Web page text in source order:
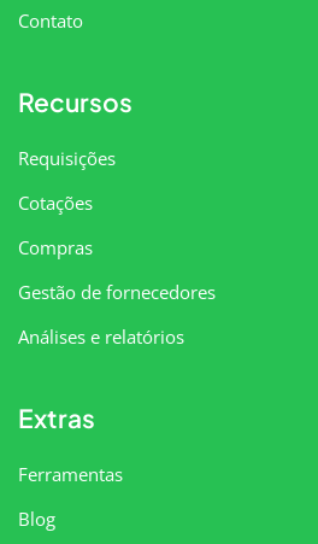
Contato
Recursos
Requisições
Cotações
Compras
Gestão de fornecedores
Análises e relatórios
Extras
Ferramentas
Blog